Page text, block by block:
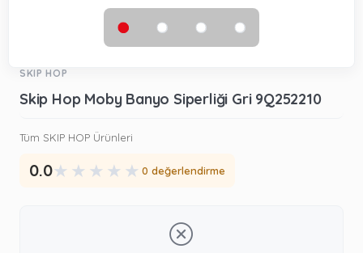
SKIP HOP
Skip Hop Moby Banyo Siperliği Gri 9Q252210
Tüm SKIP HOP Ürünleri
0.0★ ★ ★ ★ ★ 0 değerlendirme